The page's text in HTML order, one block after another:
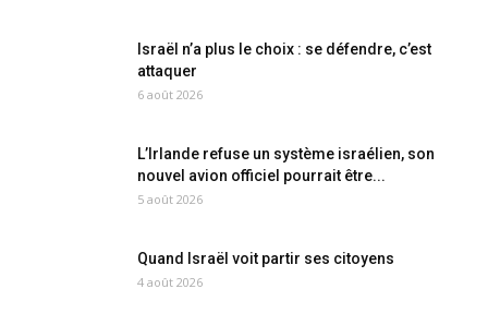
Israël n’a plus le choix : se défendre, c’est
attaquer
6 août 2026
L’Irlande refuse un système israélien, son
nouvel avion officiel pourrait être...
5 août 2026
Quand Israël voit partir ses citoyens
4 août 2026